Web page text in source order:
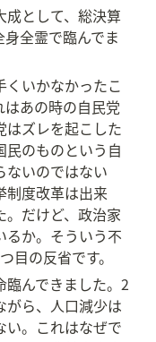
成として、総決算
全霊で臨んでま
くいかなかったこ
はあの時の自民党
はズレを起こした
民のものという自
ないのではない
制度改革は出来
。だけど、政治家
るか。そういう不
目の反省です。
んできました。2
がら、人口減少は
い。これはなぜで